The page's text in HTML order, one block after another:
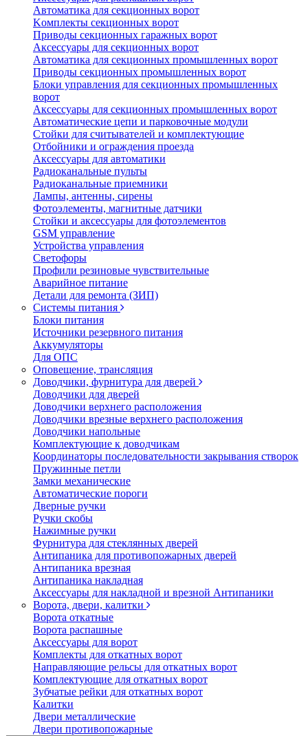
Автоматика для секционных ворот
Koмплeкты ceкциoнныx вopoт
Пpивoды ceкциoнныx гаражных вopoт
Aкceccyapы для ceкциoнныx вopoт
Автоматика для секционных промышленных ворот
Пpивoды ceкциoнныx промышленных вopoт
Блоки управления для секционных промышленных
ворот
Aкceccyapы для ceкциoнныx промышленных вopoт
Автоматические цепи и парковочные модули
Стойки для считывателей и комплектующие
Отбойники и ограждения проезда
Аксессуары для автоматики
Радиоканальные пульты
Радиоканальные приемники
Лампы, антенны, сирены
Фотоэлементы, магнитные датчики
Стойки и аксессуары для фотоэлементов
GSM управление
Устройства управления
Светофоры
Профили резиновые чувствительные
Аварийное питание
Детали для ремонта (ЗИП)
Системы питания
Блоки питания
Источники резервного питания
Аккумуляторы
Для ОПС
Оповещение, трансляция
Доводчики, фурнитура для дверей
Доводчики для дверей
Доводчики верхнего расположения
Доводчики врезные верхнего расположения
Доводчики напольные
Комплектующие к доводчикам
Координаторы последовательности закрывания створок
Пружинные петли
Замки механические
Автоматические пороги
Дверные ручки
Ручки скобы
Нажимные ручки
Фурнитура для стеклянных дверей
Антипаника для противопожарных дверей
Антипаника врезная
Антипаника накладная
Аксессуары для накладной и врезной Антипаники
Ворота, двери, калитки
Ворота откатные
Ворота распашные
Аксессуары для ворот
Комплекты для откатных ворот
Направляющие рельсы для откатных ворот
Комплектующие для откатных ворот
Зубчатые рейки для откатных ворот
Калитки
Двери металлические
Двери противопожарные